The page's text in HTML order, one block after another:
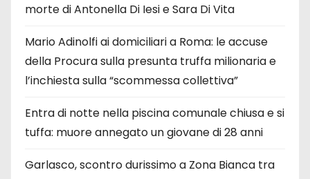
morte di Antonella Di Iesi e Sara Di Vita
Mario Adinolfi ai domiciliari a Roma: le accuse
della Procura sulla presunta truffa milionaria e
l’inchiesta sulla “scommessa collettiva”
Entra di notte nella piscina comunale chiusa e si
tuffa: muore annegato un giovane di 28 anni
Garlasco, scontro durissimo a Zona Bianca tra